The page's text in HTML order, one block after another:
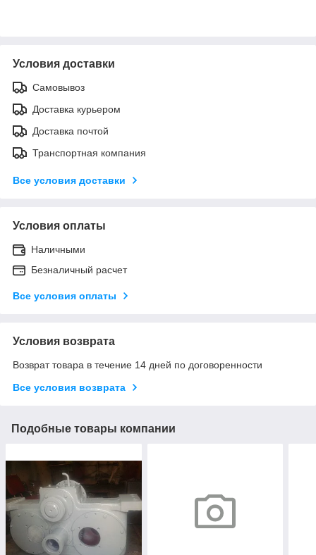
Условия доставки
Самовывоз
Доставка курьером
Доставка почтой
Транспортная компания
Все условия доставки
Условия оплаты
Наличными
Безналичный расчет
Все условия оплаты
Условия возврата
Возврат товара в течение 14 дней по договоренности
Все условия возврата
Подобные товары компании